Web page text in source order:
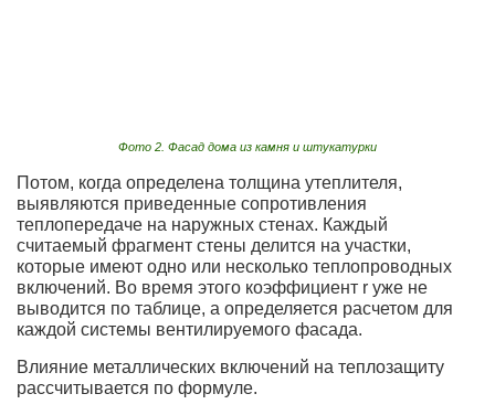
Фото 2. Фасад дома из камня и штукатурки
Потом, когда определена толщина утеплителя,
выявляются приведенные сопротивления
теплопередаче на наружных стенах. Каждый
считаемый фрагмент стены делится на участки,
которые имеют одно или несколько теплопроводных
включений. Во время этого коэффициент r уже не
выводится по таблице, а определяется расчетом для
каждой системы вентилируемого фасада.
Влияние металлических включений на теплозащиту
рассчитывается по формуле.